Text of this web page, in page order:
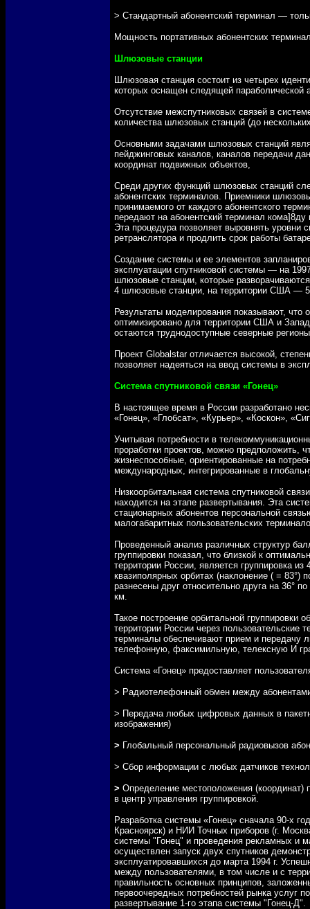
> Стандартный абонентский терминал —
Мощность портативных абонентских
Шлюзовые станции
Шлюзовая станция состоит из четырех
которых оснащен следящей параболической
Отсутствие межспутниковых связей в
количества шлюзовых станций (до
Основными задачами шлюзовых станций
пейджинговых каналов, каналов передачи
координат подвижных объектов,
Среди других функций шлюзовых станций
абонентских терминалов. Приемники
принимаемого от каждого абонентского
передают на абонентский терминал
Эта процедура позволяет выровнять уровни
ретранслятора и продлить срок работы
Создание системы и ее элементов
эксплуатации спутниковой системы — на
шлюзовые станции, которые
4 шлюзовые станции, на территории США —
Результаты моделирования показывают, что
оптимизировано для территории США и
остаются труднодоступные северные
Проект Globalstar отличается высокой,
позволяет надеяться на ввод системы в
Система спутниковой связи «Гонец»
В настоящее время в России разработано
«Гонец», «Глобсат», «Курьер», «Коскон»,
Учитывая потребности в
проработки проектов, можно предположить,
жизнеспособные, ориентированные на
международных, интегрированные в
Низкоорбитальная система спутниковой
находится на этапе развертывания. Эта
стационарных абонентов персональной
малогабаритных пользовательских
Проведенный анализ различных структур
группировки показал, что близкой к
территории России, является группировка
квазиполярных орбитах (наклонение ( = 83°)
разнесены друг относительно друга на 36°
км.
Такое построение орбитальной группировки
территории России через
терминалы обеспечивают прием и
телефонную, факсимильную, телексную И
Система «Гонец» предоставляет
> Радиотелефонный обмен между
> Передача любых цифровых данных в
изображения)
> Глобальный персональный радиовызов
> Сбор информации с любых датчиков
> Определение местоположения
в центр управления группировкой.
Разработка системы «Гонец» сначала 90-х
Красноярск) и НИИ Точных приборов (г.
системы "Гонец" и проведения рекламных и
осуществлен запуск двух спутников
эксплуатировавшихся до марта 1994 г.
между пользователями, в том числе и с
правильность основных принципов,
первоочередных потребностей рынка услуг
развертывание 1-го этапа системы "Гонец-Д".